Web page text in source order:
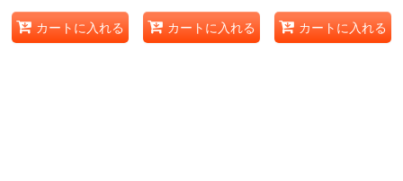
カートに入れる カートに入れる カートに入れる